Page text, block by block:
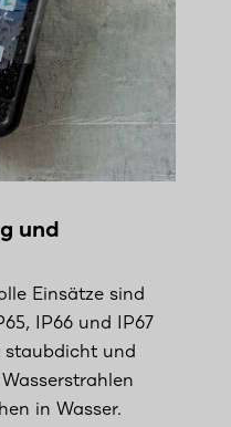
und
Einsätze sind
IP66 und IP67
staubdicht und
in Wasser.